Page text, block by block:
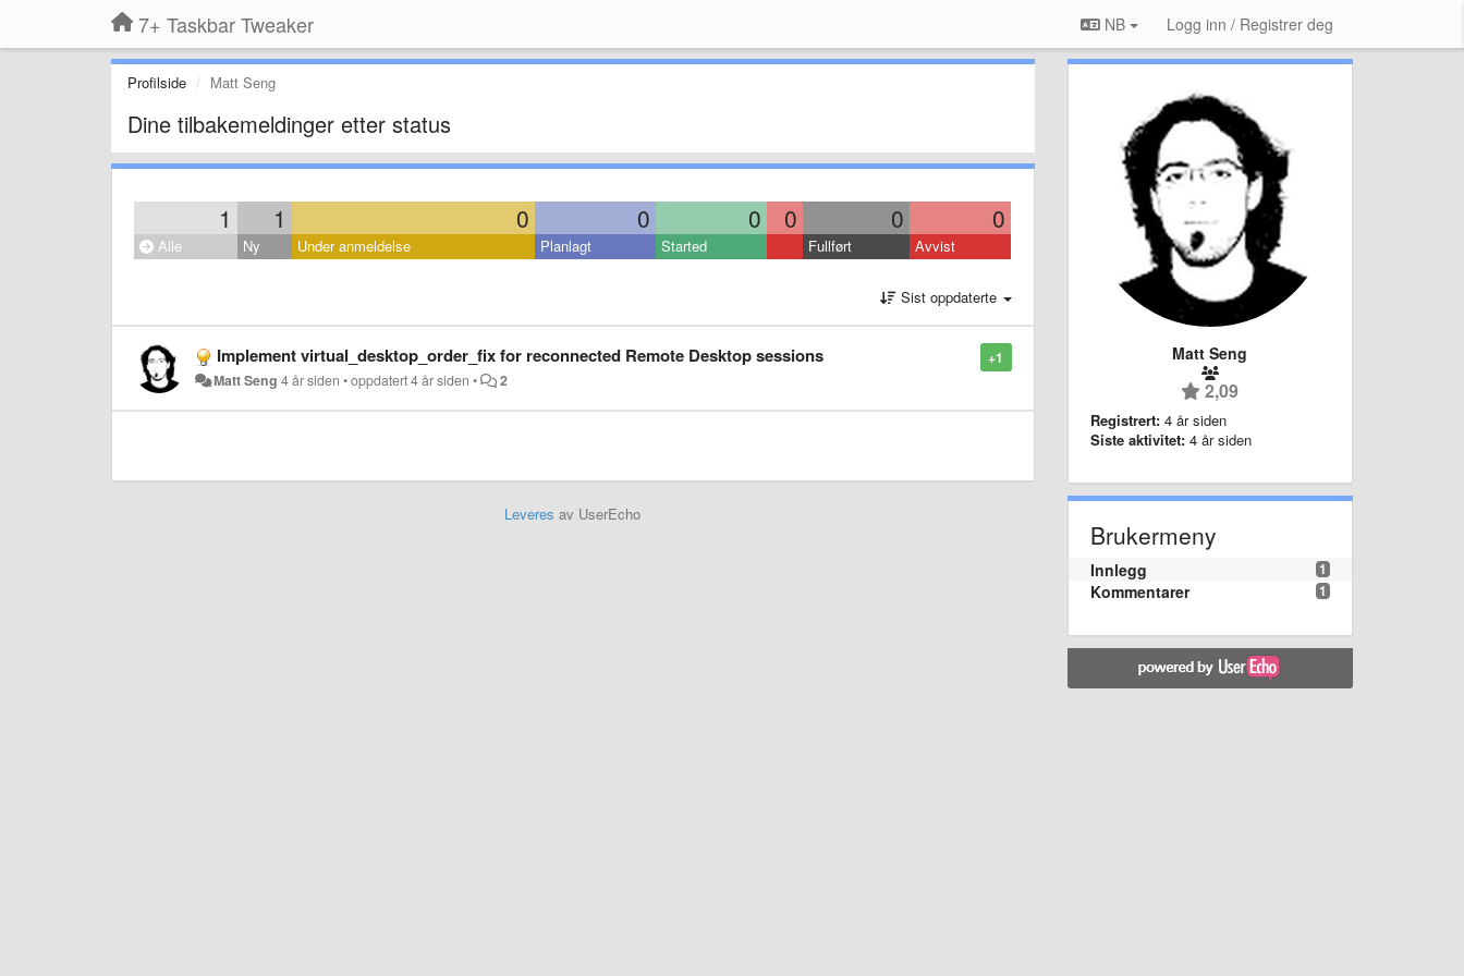
7+ Taskbar Tweaker NB Logg inn / Registrer deg
Profilside Matt Seng
Dine tilbakemeldinger etter status
1 1 0 0 0 0 0 0
Alle Ny Under anmeldelse Planlagt Started Fullført Avvist
Sist oppdaterte
+1
Implement virtual_desktop_order_fix for reconnected Remote Desktop sessions
Matt Seng 4 år siden •oppdatert4 år siden • 2
Leveres av UserEcho
Matt Seng
2,09
Registrert: 4 år siden
Siste aktivitet: 4 år siden
Brukermeny
1
Innlegg
1
Kommentarer